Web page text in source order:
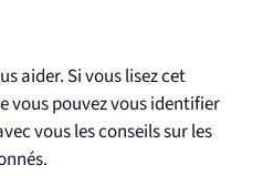
aider. Si vous lisez cet
vous pouvez vous identifier
vous lesconseils sur les